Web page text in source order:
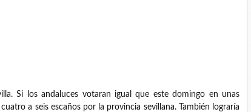
Si los andaluces votaran igual que este domingo en unas
a seis escaños por la provincia sevillana. También lograría